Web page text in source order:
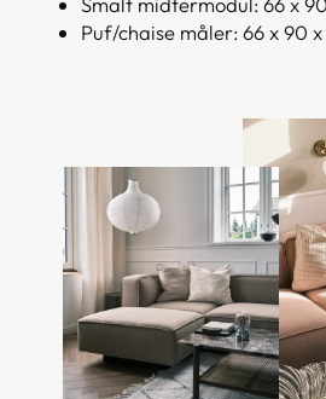
Puf/chaise måler: 66 x 90